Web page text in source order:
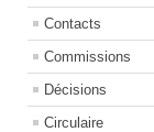
Contacts
Commissions
Décisions
Circulaire